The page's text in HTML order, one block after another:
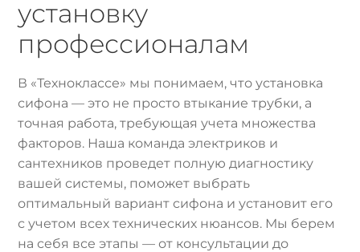
установку
профессионалам
В «Техноклассе» мы понимаем, что установка
сифона — это не просто втыкание трубки, а
точная работа, требующая учета множества
факторов. Наша команда электриков и
сантехников проведет полную диагностику
вашей системы, поможет выбрать
оптимальный вариант сифона и установит его
с учетом всех технических нюансов. Мы берем
на себя все этапы — от консультации до